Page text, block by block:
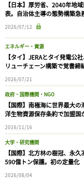
【日本】厚労省、2040年地
表。自治体主導の態勢構築急
2026/07/12
エネルギー・資源
【タイ】JERAとタイ発電公
リューチェーン構築で覚書締
2026/07/21
政府・国際機関・NGO
【国際】南極海に世界最大
洋生物資源保存条約で加盟国
2016/11/16
大学・研究機関
【国際】北方林の樹冠、永
590億トン保護。初の定量化
2026/08/04